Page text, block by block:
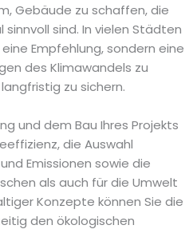
Gebäude zu schaffen, die
sind. In vielen Städten
Empfehlung, sondern eine
des Klimawandels zu
zu sichern.
und dem Bau Ihres Projekts
die Auswahl
Emissionen sowie die
als auch für die Umwelt
Konzepte können Sie die
den ökologischen